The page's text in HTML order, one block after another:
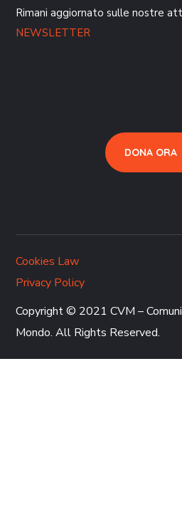
Rimani aggiornato sulle nostre
NEWSLETTER
DONA ORA
Cookies Law
Privacy Policy
Copyright © 2021 CVM –
Mondo. All Rights Reserved.